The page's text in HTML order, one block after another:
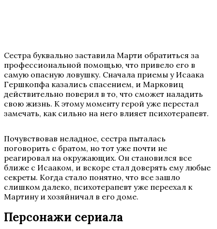
Сестра буквально заставила Марти обратиться за
профессиональной помощью, что привело его в
самую опасную ловушку. Сначала приемы у Исаака
Гершкопфа казались спасением, и Марковиц
действительно поверил в то, что сможет наладить
свою жизнь. К этому моменту герой уже перестал
замечать, как сильно на него влияет психотерапевт.
Почувствовав неладное, сестра пыталась
поговорить с братом, но тот уже почти не
реагировал на окружающих. Он становился все
ближе с Исааком, и вскоре стал доверять ему любые
секреты. Когда стало понятно, что все зашло
слишком далеко, психотерапевт уже переехал к
Мартину и хозяйничал в его доме.
Персонажи сериала